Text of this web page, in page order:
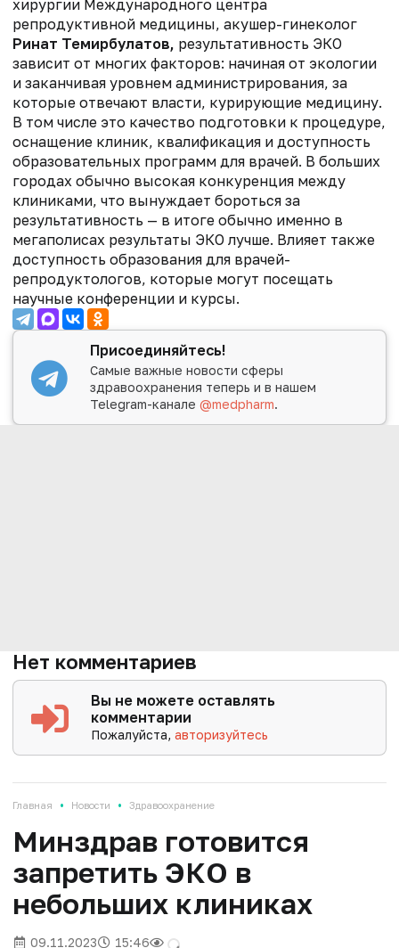
хирургии Международного центра
репродуктивной медицины, акушер-гинеколог
Ринат Темирбулатов, результативность ЭКО
зависит от многих факторов: начиная от экологии
и заканчивая уровнем администрирования, за
которые отвечают власти, курирующие медицину.
В том числе это качество подготовки к процедуре,
оснащение клиник, квалификация и доступность
образовательных программ для врачей. В больших
городах обычно высокая конкуренция между
клиниками, что вынуждает бороться за
результативность — в итоге обычно именно в
мегаполисах результаты ЭКО лучше. Влияет также
доступность образования для врачей-
репродуктологов, которые могут посещать
научные конференции и курсы.
Присоединяйтесь!
Самые важные новости сферы
здравоохранения теперь и в нашем
Telegram-канале@medpharm.
Нет комментариев
Вы не можете оставлять
комментарии
Пожалуйста,авторизуйтесь
Главная • Новости • Здравоохранение
Минздрав готовится
запретить ЭКО в
небольших клиниках
09.11.2023 15:46